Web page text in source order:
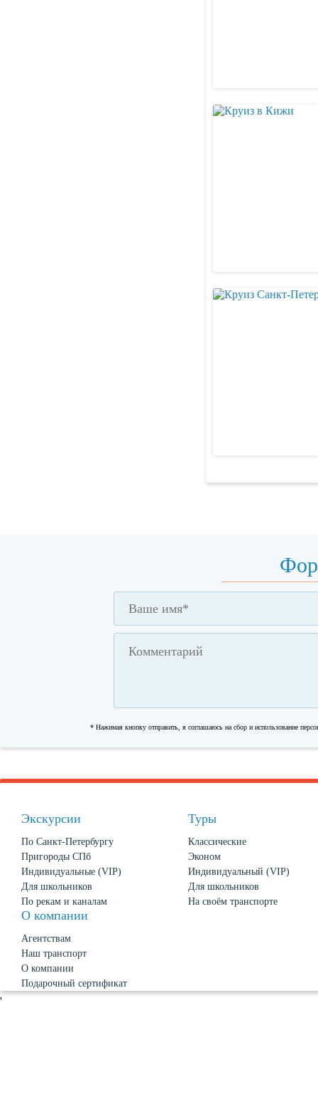
* Нажимая кнопку отправить, я соглашаюсь на сбор и использование
'
Экскурсии
По Санкт-Петербургу
Пригороды СПб
Индивидуальные (VIP)
Для школьников
По рекам и каналам
Туры
Классические
Эконом
Индивидуальный (VIP)
Для школьников
На своём транспорте
О компании
Агентствам
Наш транспорт
О компании
Подарочный сертификат